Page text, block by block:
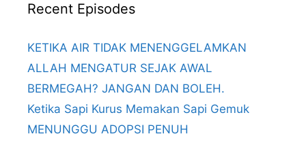
Recent Episodes
KETIKA AIR TIDAK MENENGGELAMKAN
ALLAH MENGATUR SEJAK AWAL
BERMEGAH? JANGAN DAN BOLEH.
Ketika Sapi Kurus Memakan Sapi Gemuk
MENUNGGU ADOPSI PENUH